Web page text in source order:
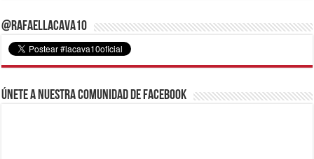
@RafaelLacava10
Únete a nuestra comunidad de Facebook